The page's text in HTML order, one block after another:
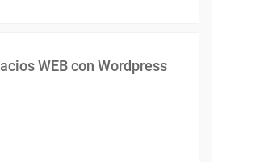
WEB con Wordpress